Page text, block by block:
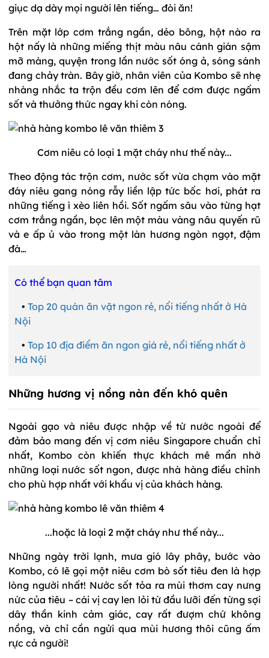
giục dạ dày mọi người lên tiếng… đòi ăn!
Trên mặt lớp cơm trắng ngần, dẻo bông, hột nào ra
hột nấy là những miếng thịt màu nâu cánh gián sậm
mỡ màng, quyện trong lần nước sốt óng ả, sóng sánh
đang chảy tràn. Bây giờ, nhân viên của Kombo sẽ nhẹ
nhàng nhắc ta trộn đều cơm lên để cơm được ngấm
sốt và thưởng thức ngay khi còn nóng.
Cơm niêu có loại 1 mặt cháy như thế này...
Theo động tác trộn cơm, nước sốt vừa chạm vào mặt
đáy niêu gang nóng rẫy liền lập tức bốc hơi, phát ra
những tiếng ì xèo liên hồi. Sốt ngấm sâu vào từng hạt
cơm trắng ngần, bọc lên một màu vàng nâu quyến rũ
và e ấp ủ vào trong một làn hương ngòn ngọt, đậm
đà…
Có thể bạn quan tâm
• Top 20 quán ăn vặt ngon rẻ, nổi tiếng nhất ở Hà
Nội
• Top 10 địa điểm ăn ngon giá rẻ, nổi tiếng nhất ở
Hà Nội
Những hương vị nồng nàn đến khó quên
Ngoài gạo và niêu được nhập về từ nước ngoài để
đảm bảo mang đến vị cơm niêu Singapore chuẩn chỉ
nhất, Kombo còn khiến thực khách mê mẩn nhờ
những loại nước sốt ngon, được nhà hàng điều chỉnh
cho phù hợp nhất với khẩu vị của khách hàng.
...hoặc là loại 2 mặt cháy như thế này...
Những ngày trời lạnh, mưa gió lây phây, bước vào
Kombo, có lẽ gọi một niêu cơm bò sốt tiêu đen là hợp
lòng người nhất! Nước sốt tỏa ra mùi thơm cay nưng
nức của tiêu – cái vị cay len lỏi từ đầu lưỡi đến từng sợi
dây thần kinh cảm giác, cay rất đượm chứ không
nồng, và chỉ cần ngửi qua mùi hương thôi cũng ấm
rực cả người!